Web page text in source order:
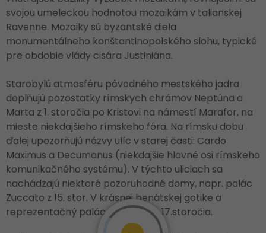
svojou umeleckou hodnotou mozaikám v talianskej
Ravenne. Mozaiky sú byzantské diela
monumentálneho konštantinopolského slohu, typické
pre obdobie vlády cisára Justiniána.
Starobylú atmosféru pôvodného mestského jadra
doplňujú pozostatky rímskych chrámov Neptúna a
Marta z 1. storočia po Kristovi na námestí Marafor, na
mieste niekdajšieho rímskeho fóra. Na rímsku dobu
ďalej upozorňujú názvy ulíc v starej časti: Cardo
Maximus a Decumanus (niekdajšie hlavné osi rímskeho
komunikačného systému). V týchto uliciach sa
nachádzajú niektoré pozoruhodné domy, napr. palác
Zuccato z 15. stor. V krásnej benátskej gotike a
reprezentačný palác Sinčićov zo 17.storočia.